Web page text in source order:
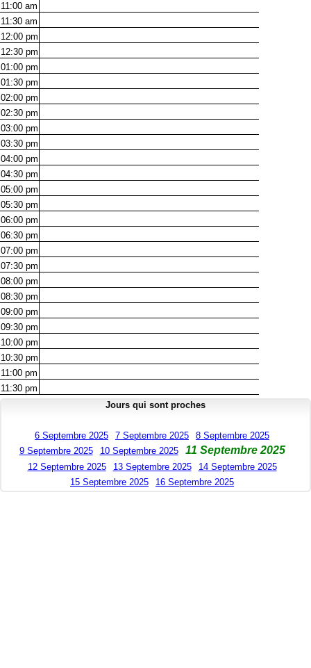
11:00 am
11:30 am
12:00 pm
12:30 pm
01:00 pm
01:30 pm
02:00 pm
02:30 pm
03:00 pm
03:30 pm
04:00 pm
04:30 pm
05:00 pm
05:30 pm
06:00 pm
06:30 pm
07:00 pm
07:30 pm
08:00 pm
08:30 pm
09:00 pm
09:30 pm
10:00 pm
10:30 pm
11:00 pm
11:30 pm
Jours qui sont proches
6 Septembre 2025 7 Septembre 2025
8 Septembre 2025
9 Septembre 2025
10 Septembre 2025 11 Septembre 2025
12 Septembre 2025 13 Septembre 2025
14 Septembre 2025
15 Septembre 2025
16 Septembre 2025